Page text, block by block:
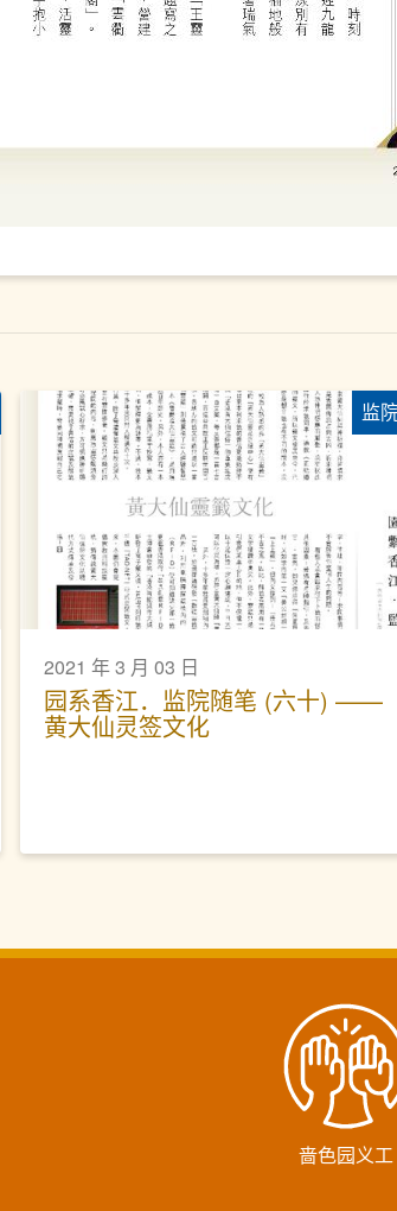
监
2021 年 3 月 03 日
园系香江．监院随笔 (六十) ——
黄大仙灵签文化
啬色园义工